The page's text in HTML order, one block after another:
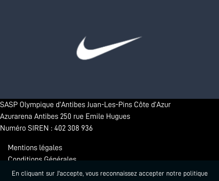
SASP Olympique d’Antibes Juan-Les-Pins Côte d’Azur
Azurarena Antibes 250 rue Emile Hugues
Numéro SIREN : 402 308 936
Mentions légales
Conditions Générales
Confidentialité
En cliquant sur J'accepte, vous reconnaissez accepter notre politique